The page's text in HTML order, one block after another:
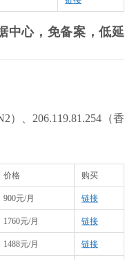
中心，免备案，低延
）、206.119.81.254（香
价格 购买
900元/月 链接
1760元/月 链接
1488元/月 链接